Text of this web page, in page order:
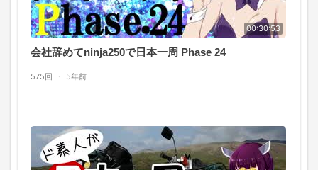
00:30:53
会社辞めてninja250で日本一周 Phase 24
575回 · 5年前